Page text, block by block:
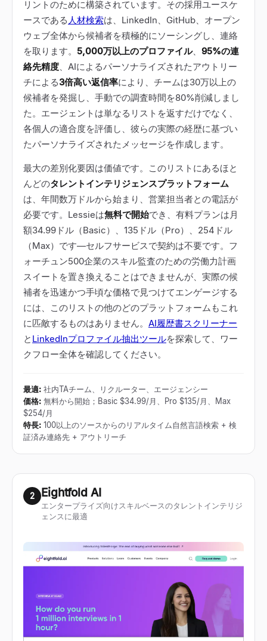
リントのために構築されています。その採用ユースケ
ースである 人材検索は、LinkedIn、GitHub、オープン
ウェブ全体から候補者を積極的にソーシングし、連絡
を取ります。 5,000万以上のプロファイル、 95%の連
絡先精度、AIによるパーソナライズされたアウトリー
チによる3倍高い返信率により、チームは30万以上の
候補者を発掘し、手動での調査時間を80%削減しまし
た。エージェントは単なるリストを返すだけでなく、
各個人の適合度を評価し、彼らの実際の経歴に基づい
たパーソナライズされたメッセージを作成します。
最大の差別化要因は価値です。このリストにあるほと
んどのタレントインテリジェンスプラットフォーム
は、年間数万ドルから始まり、営業担当者との電話が
必要です。Lessieは無料で開始でき、有料プランは月
額34.99ドル（Basic）、135ドル（Pro）、254ドル
（Max）です—セルフサービスで契約は不要です。フ
ォーチュン500企業のスキル監査のための労働力計画
スイートを置き換えることはできませんが、実際の候
補者を迅速かつ手頃な価格で見つけてエンゲージする
には、このリストの他のどのプラットフォームもこれ
に匹敵するものはありません。 AI履歴書スクリーナー
と LinkedInプロファイル抽出ツールを探索して、ワー
クフロー全体を確認してください。
最適: 社内TAチーム、リクルーター、エージェンシー
価格: 無料から開始；Basic $34.99/月、Pro $135/月、Max
$254/月
特長: 100以上のソースからのリアルタイム自然言語検索 + 検
証済み連絡先 + アウトリーチ
2 Eightfold AI
エンタープライズ向けスキルベースのタレントインテリジ
ェンスに最適